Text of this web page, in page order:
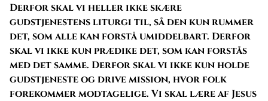
Derfor skal vi heller ikke skære
gudstjenestens liturgi til, så den kun rummer
det, som alle kan forstå umiddelbart. Derfor
skal vi ikke kun prædike det, som kan forstås
med det samme. Derfor skal vi ikke kun holde
gudstjeneste og drive mission, hvor folk
forekommer modtagelige. Vi skal lære af Jesus